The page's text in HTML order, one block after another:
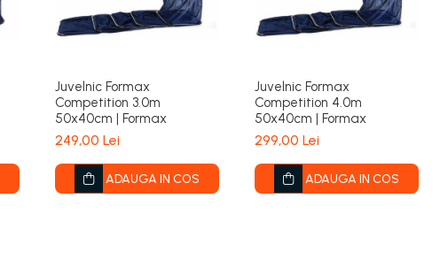
Juvelnic Formax
Competition 3.0m
50x40cm | Formax
249,00 Lei
ADAUGA IN COS
Juvelnic Formax
Competition 4.0m
50x40cm | Formax
299,00 Lei
ADAUGA IN COS